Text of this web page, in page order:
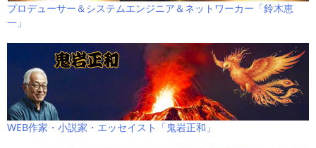
プロデューサー＆システムエンジニア＆ネットワーカー「鈴木恵
一」
WEB作家・小説家・エッセイスト「鬼岩正和」